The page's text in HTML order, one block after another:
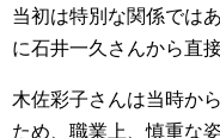
当初は特別な関係では
に石井一久さんから直
木佐彩子さんは当時か
ため、職業上、慎重な